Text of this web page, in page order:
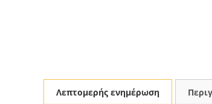
Λεπτομερής ενημέρωση